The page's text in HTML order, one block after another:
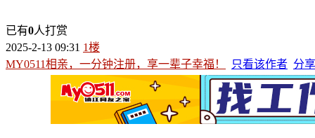
已有0人打赏
2025-2-13 09:31 1楼
MY0511相亲，一分钟注册，享一辈子幸福！
只看该作者 分